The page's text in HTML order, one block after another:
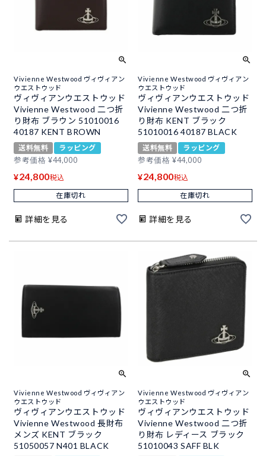
Vivienne Westwood ヴィヴィアン
ウエストウッド
ヴィヴィアンウエストウッド
Vivienne Westwood 二つ折
り財布 ブラウン 51010016
40187 KENT BROWN
送料無料
ラッピング
参考価格 ¥44,000
¥24,800税込
在庫切れ
詳細を見る
Vivienne Westwood ヴィヴィアン
ウエストウッド
ヴィヴィアンウエストウッド
Vivienne Westwood 二つ折
り財布 KENT ブラック
51010016 40187 BLACK
送料無料
ラッピング
参考価格 ¥44,000
¥24,800税込
在庫切れ
詳細を見る
Vivienne Westwood ヴィヴィアン
ウエストウッド
ヴィヴィアンウエストウッド
Vivienne Westwood 長財布
メンズ KENT ブラック
51050057 N401 BLACK
Vivienne Westwood ヴィヴィアン
ウエストウッド
ヴィヴィアンウエストウッド
Vivienne Westwood 二つ折
り財布 レディース ブラック
51010043 SAFF BLK